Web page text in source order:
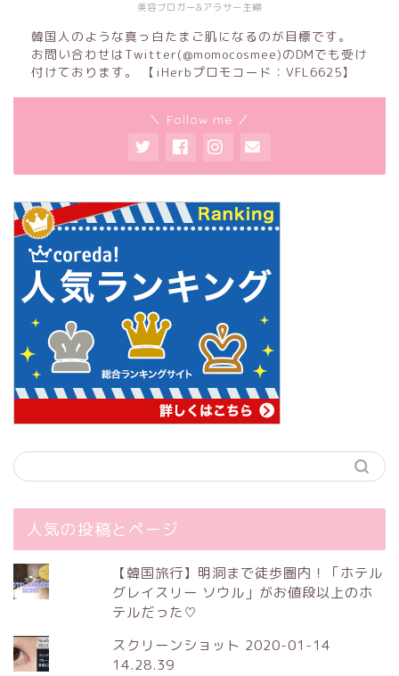
美容ブロガー&アラサー主婦
韓国人のような真っ白たまご肌になるのが目標です。
お問い合わせはTwitter(@momocosmee)のDMでも受け
付けております。 【iHerbプロモコード：VFL6625】
＼ Follow me ／
人気の投稿とページ
【韓国旅行】明洞まで徒歩圏内！「ホテル
グレイスリー ソウル」がお値段以上のホ
テルだった♡
スクリーンショット 2020-01-14
14.28.39